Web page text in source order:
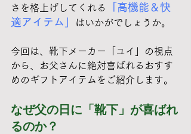
さを格上げしてくれる
「高機能＆快
適アイテム」
はいかがでしょうか。
今回は、靴下メーカー「ユイ」の視点
から、お父さんに絶対喜ばれるおすす
めのギフトアイテムをご紹介します。
なぜ父の日に「靴下」が喜ばれ
るのか？